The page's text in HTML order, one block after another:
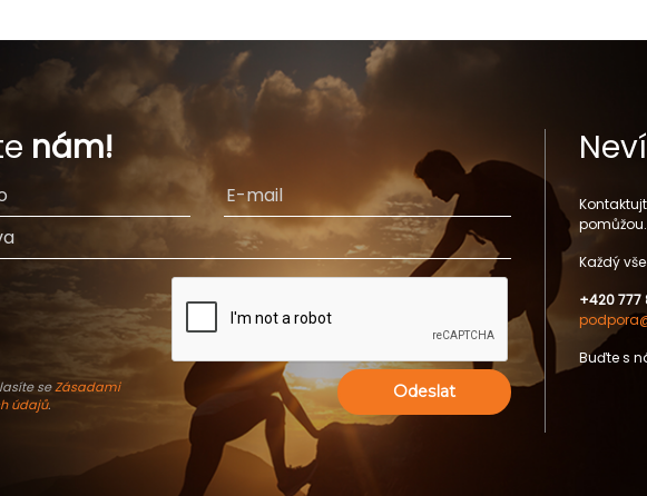
nám!
seZásadami
údajů.
Odeslat
pomůžou.
Každý
+420 777
Buďte s